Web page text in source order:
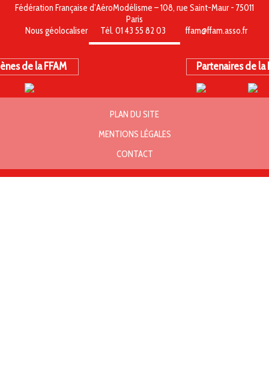
Fédération Française d’AéroModélisme – 108, rue Saint-Maur - 75011
Paris
Nous géolocaliser
Tél. 01 43 55 82 03 ffam@ffam.asso.fr
de la FFAM Partenaires de la
PLAN DU SITE
MENTIONS LÉGALES
CONTACT